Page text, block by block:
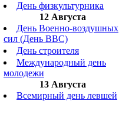
День физкультурника
12 Августа
День Военно-воздушных
сил (День ВВС)
День строителя
Международный день
молодежи
13 Августа
Всемирный день левшей